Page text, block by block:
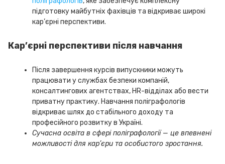
підготовку майбутніх фахівців та відкриває широкі
кар’єрні перспективи.
Кар’єрні перспективи після навчання
Після завершення курсів випускники можуть
працювати у службах безпеки компаній,
консалтингових агентствах, HR-відділах або вести
приватну практику. Навчання поліграфологів
відкриває шлях до стабільного доходу та
професійного розвитку в Україні.
Сучасна освіта в сфері поліграфології — це впевнені
можливості для кар’єри та особистого зростання.